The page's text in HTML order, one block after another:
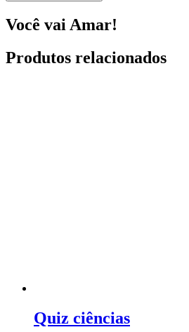
Você vai Amar!
Produtos relacionados
Quiz ciências